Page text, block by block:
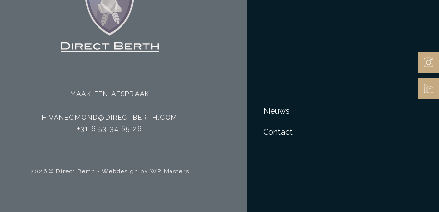
MAAK EEN AFSPRAAK
H.VANEGMOND@DIRECTBERTH.COM
+31 6 53 34 65 26
Nieuws
Contact
2026 © Direct Berth - Webdesign by WP Masters